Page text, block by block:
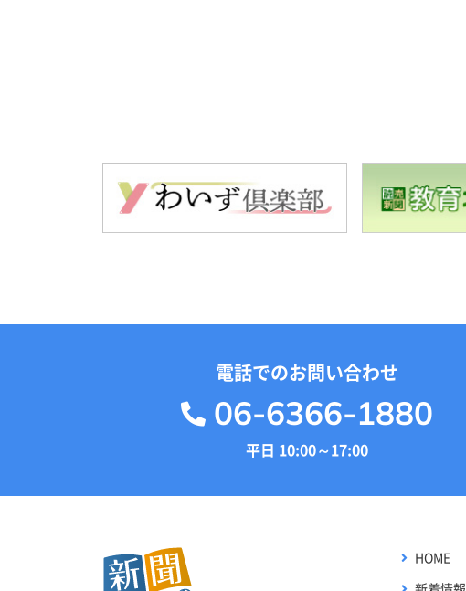
電話でのお問い合わせ
06-6366-1880
平日 10:00～17:00
HOME